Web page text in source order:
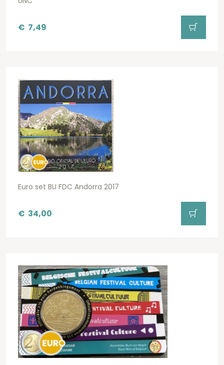
€ 7,49
Euro set BU FDC Andorra 2017
€ 34,00